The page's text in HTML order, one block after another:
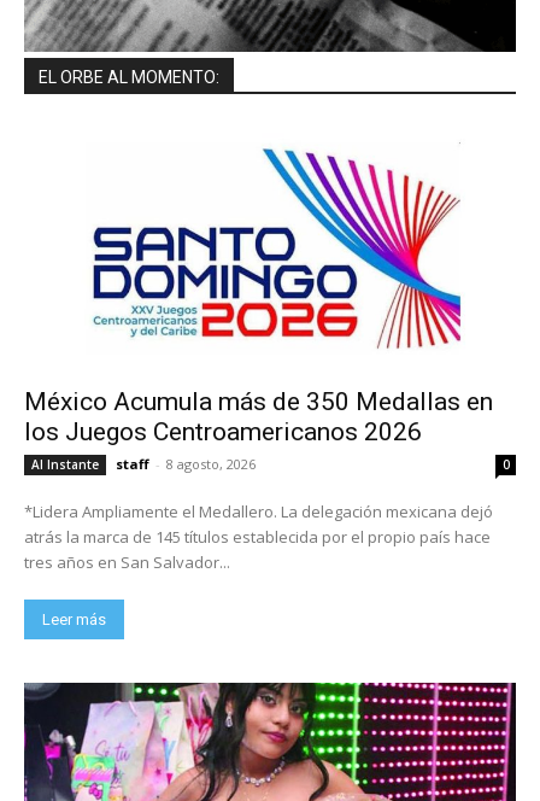
EL ORBE AL MOMENTO:
México Acumula más de 350 Medallas en
los Juegos Centroamericanos 2026
Al Instante staff - 8 agosto, 2026 0
*Lidera Ampliamente el Medallero. La delegación mexicana dejó
atrás la marca de 145 títulos establecida por el propio país hace
tres años en San Salvador...
Leer más